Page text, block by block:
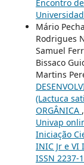
Encontro
Mário
Rodrigues
Samuel
Bissaco
Martins
(Lactuca
ORGÂNICA ,
Univap
Iniciação
INIC Jr e
ISSN 2237-